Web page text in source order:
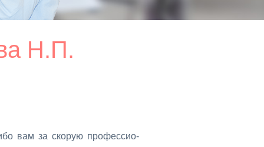
Н.П.
вам за ско­рую про­фес­си­о­